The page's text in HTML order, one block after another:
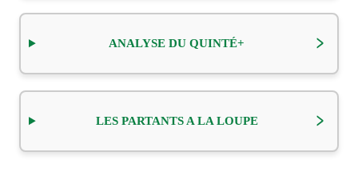
ANALYSE DU QUINTÉ+
LES PARTANTS A LA LOUPE